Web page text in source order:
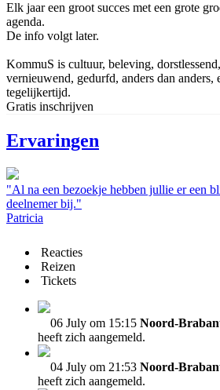
Elk jaar een groot succes met een grote
agenda.
De info volgt later.
KommuS is cultuur, beleving,
vernieuwend, gedurfd, anders dan anders,
tegelijkertijd.
Gratis inschrijven
Ervaringen
"Al na een bezoekje hebben jullie er een
deelnemer bij."
Patricia
Reacties
Reizen
Tickets
06 July om 15:15 Noord-
heeft zich aangemeld.
04 July om 21:53 Noord-
heeft zich aangemeld.